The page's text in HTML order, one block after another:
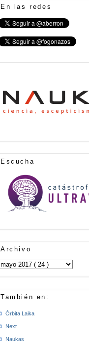
En las redes
Escucha
Archivo
También en:
Órbita Laika
Next
Naukas